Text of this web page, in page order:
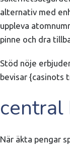
alternativ med
uppleva
pinne och dra
Stöd nöje
bevisar {casinots
central
När äkta pengar